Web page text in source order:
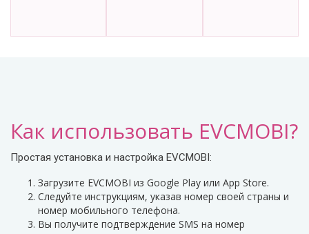
Как использовать EVCMOBI?
Простая установка и настройка EVCMOBI:
Загрузите EVCMOBI из Google Play или App Store.
Следуйте инструкциям, указав номер своей страны и
номер мобильного телефона.
Вы получите подтверждение SMS на номер